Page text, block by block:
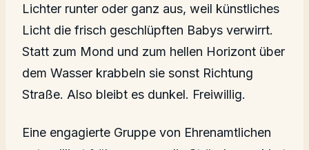
Lichter runter oder ganz aus, weil künstliches
Licht die frisch geschlüpften Babys verwirrt.
Statt zum Mond und zum hellen Horizont über
dem Wasser krabbeln sie sonst Richtung
Straße. Also bleibt es dunkel. Freiwillig.
Eine engagierte Gruppe von Ehrenamtlichen